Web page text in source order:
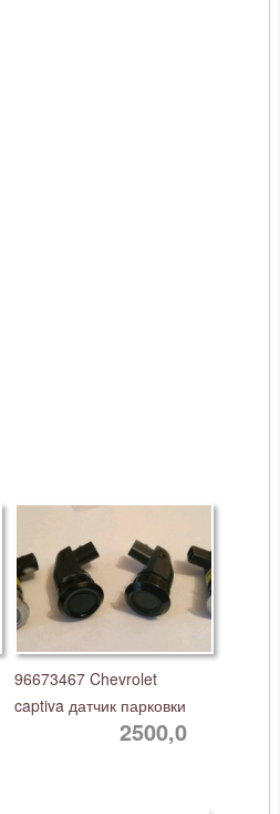
96673467 Chevrolet
captiva датчик парковки
2500,0